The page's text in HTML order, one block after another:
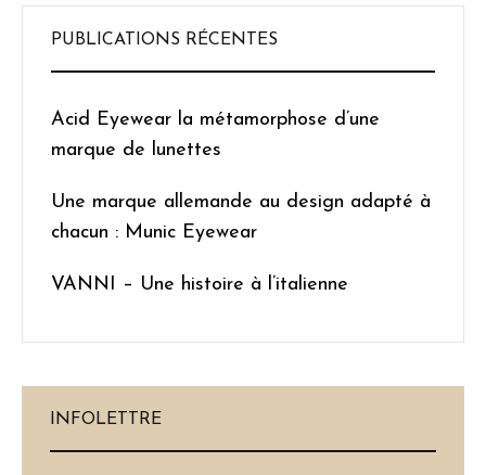
PUBLICATIONS RÉCENTES
Acid Eyewear la métamorphose d’une
marque de lunettes
Une marque allemande au design adapté à
chacun : Munic Eyewear
VANNI – Une histoire à l’italienne
INFOLETTRE